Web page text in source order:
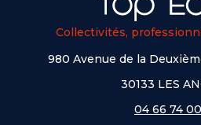
Collectivités,
980 Avenue de la
30133 LES
04 66 74